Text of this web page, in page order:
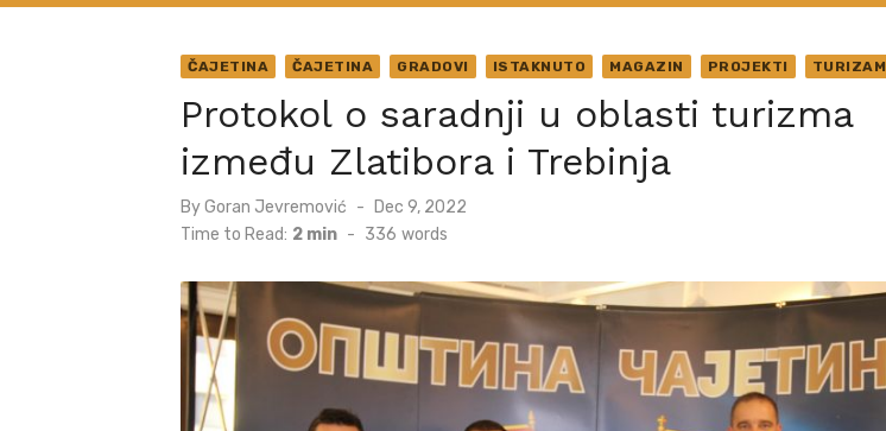
ČAJETINA ČAJETINA GRADOVI ISTAKNUTO MAGAZIN PROJEKTI TURIZAM
Protokol o saradnji u oblasti turizma
između Zlatibora i Trebinja
ByGoran Jevremović
Posted
on
Dec 9, 2022
Time to Read: 2 min - 336 words